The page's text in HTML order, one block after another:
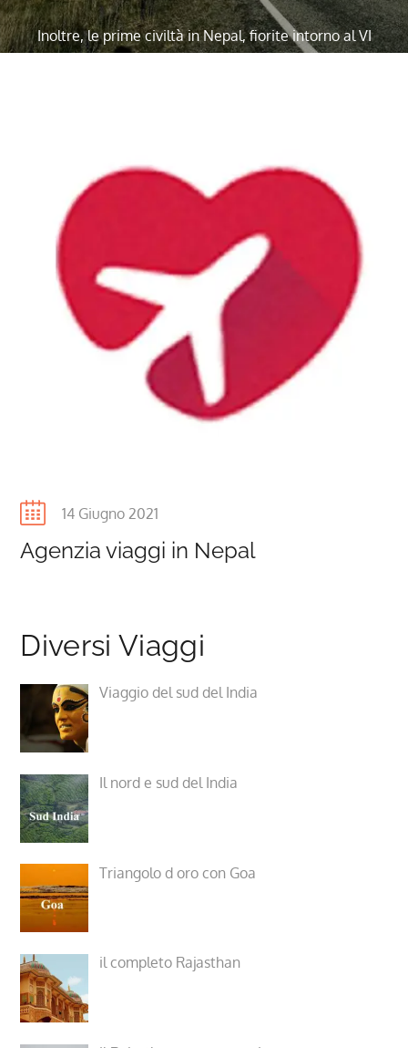
Inoltre, le prime civiltà in Nepal, fiorite intorno al VI
raggiunse l’illuminazione come Buddha e generò il
Buddismo.
Quindi, ll precoce patrocinio dei governanti nepalesi
per il buddismo lasciò in gran parte il posto
all’induismo, riflettendo la maggiore influenza
dell’India, intorno al 12 ° secolo. Sebbene le
successive dinastie dei Gopala, dei Kiratis e dei
Licchavi abbiano ampliato il loro dominio.
Sopratutto, non è stato fino al regno dei re Malla dal
1200-1769 che il Nepal ha assunto le dimensioni
+918800971196, +96892038772,
+919711973836,+393293570939.
Posted
14 Giugno 2021
Agenzia viaggi in Nepal
Diversi Viaggi
Viaggio del sud del India
Il nord e sud del India
Triangolo d oro con Goa
il completo Rajasthan